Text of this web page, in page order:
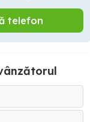
telefon